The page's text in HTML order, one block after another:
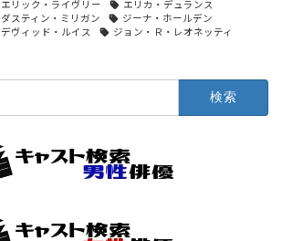
エリック・ライヴリー
エリカ・デュランス
ダスティン・ミリガン
ジーナ・ホールデン
デヴィッド・ルイス
ジョン・Ｒ・レオネッティ